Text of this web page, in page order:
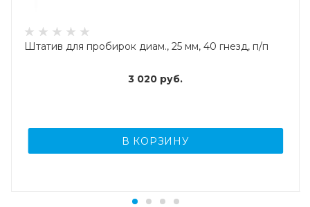
Штатив для пробирок диам., 25 мм, 40 гнезд, п/п
3 020 руб.
В КОРЗИНУ